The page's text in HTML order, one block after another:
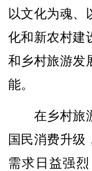
以文化为魂、
化和新农村建
和乡村旅游发
能。
在乡村旅游
国民消费升级
需求日益强